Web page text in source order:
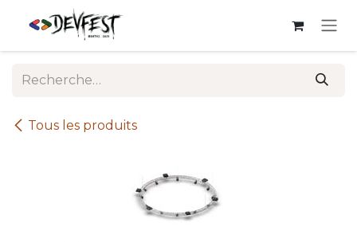
Se rendre au contenu
Tous les produits